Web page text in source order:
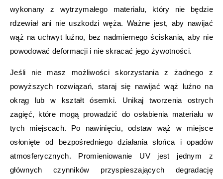
wykonany z wytrzymałego materiału, który nie będzie
rdzewiał ani nie uszkodzi węża. Ważne jest, aby nawijać
wąż na uchwyt luźno, bez nadmiernego ściskania, aby nie
powodować deformacji i nie skracać jego żywotności.
Jeśli nie masz możliwości skorzystania z żadnego z
powyższych rozwiązań, staraj się nawijać wąż luźno na
okrąg lub w kształt ósemki. Unikaj tworzenia ostrych
zagięć, które mogą prowadzić do osłabienia materiału w
tych miejscach. Po nawinięciu, odstaw wąż w miejsce
osłonięte od bezpośredniego działania słońca i opadów
atmosferycznych. Promieniowanie UV jest jednym z
głównych czynników przyspieszających degradację